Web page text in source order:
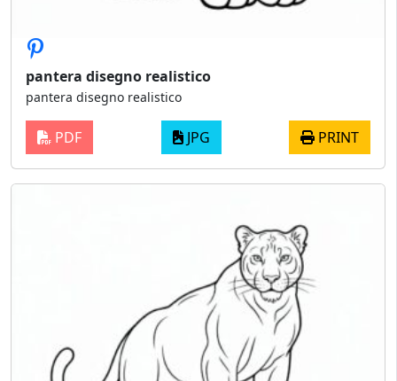
pantera disegno realistico
pantera disegno realistico
PDF JPG PRINT